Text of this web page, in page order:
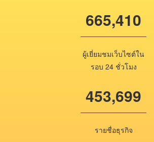
665,410
ผู้เยี่ยมชมเว็บไซต์ใน
รอบ 24 ชั่วโมง
453,699
รายชื่อธุรกิจ